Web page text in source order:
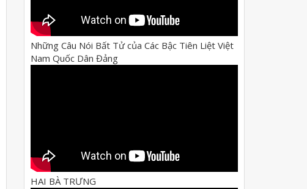
Những Câu Nói Bất Tử của Các Bậc Tiên Liệt Việt
Nam Quốc Dân Đảng
HAI BÀ TRƯNG